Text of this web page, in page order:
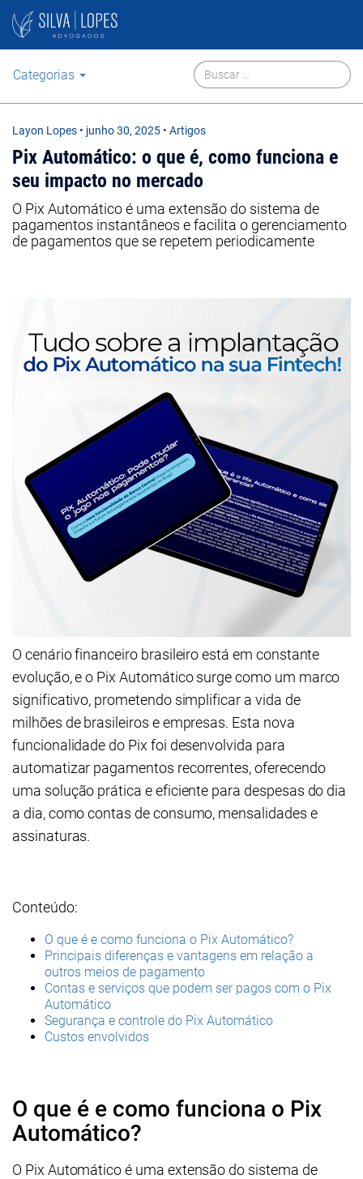
Categorias
Layon Lopes • junho 30, 2025 • Artigos
Pix Automático: o que é, como funciona e
seu impacto no mercado
O Pix Automático é uma extensão do sistema de
pagamentos instantâneos e facilita o gerenciamento
de pagamentos que se repetem periodicamente
O cenário financeiro brasileiro está em constante
evolução, e o Pix Automático surge como um marco
significativo, prometendo simplificar a vida de
milhões de brasileiros e empresas. Esta nova
funcionalidade do Pix foi desenvolvida para
automatizar pagamentos recorrentes, oferecendo
uma solução prática e eficiente para despesas do dia
a dia, como contas de consumo, mensalidades e
assinaturas.
Conteúdo:
O que é e como funciona o Pix Automático?
Principais diferenças e vantagens em relação a
outros meios de pagamento
Contas e serviços que podem ser pagos com o Pix
Automático
Segurança e controle do Pix Automático
Custos envolvidos
O que é e como funciona o Pix
Automático?
O Pix Automático é uma extensão do sistema de